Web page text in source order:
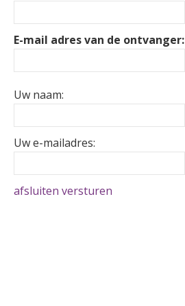
E-mail adres van de ontvanger:
Uw naam:
Uw e-mailadres:
afsluiten versturen